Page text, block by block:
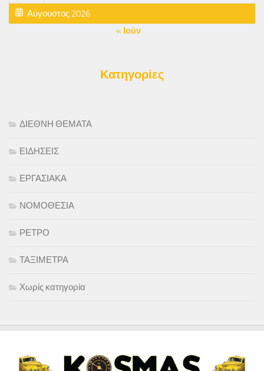
Αύγουστος 2026
« Ιούν
Κατηγορίες
ΔΙΕΘΝΗ ΘΕΜΑΤΑ
ΕΙΔΗΣΕΙΣ
ΕΡΓΑΣΙΑΚΑ
ΝΟΜΟΘΕΣΙΑ
ΡΕΤΡΟ
ΤΑΞΙΜΕΤΡΑ
Χωρίς κατηγορία